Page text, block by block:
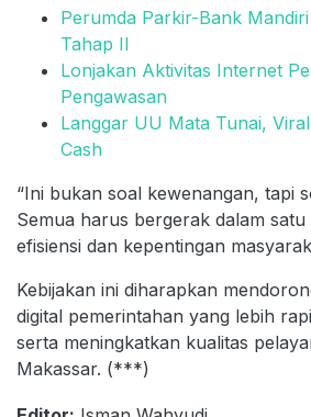
Perumda Parkir-Bank
Tahap II
Lonjakan Aktivitas Internet
Pengawasan
Langgar UU Mata Tunai,
Cash
“Ini bukan soal kewenangan, tapi
Semua harus bergerak dalam satu
efisiensi dan kepentingan
Kebijakan ini diharapkan
digital pemerintahan yang lebih
serta meningkatkan kualitas
Makassar. (***)